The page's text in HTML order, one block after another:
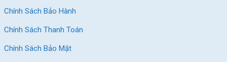
Chính Sách Bảo Hành
Chính Sách Thanh Toán
Chính Sách Bảo Mật